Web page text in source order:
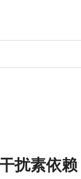
登录
扰素依赖